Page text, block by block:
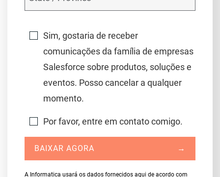
Sim, gostaria de receber
comunicações da família de empresas
Salesforce sobre produtos, soluções e
eventos. Posso cancelar a qualquer
momento.
Por favor, entre em contato comigo.
BAIXAR AGORA →
A Informatica usará os dados fornecidos aqui de acordo com